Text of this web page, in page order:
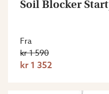
Soil Blocker
Fra
kr 1 590
kr 1 352